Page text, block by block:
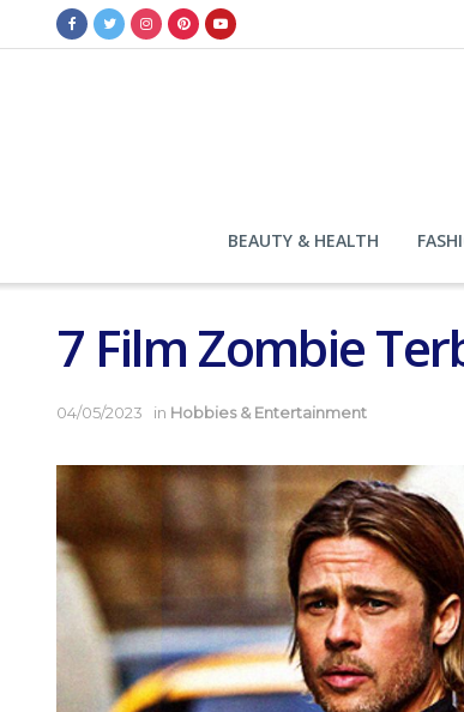
BEAUTY & HEALTH
7 Film Zombie
04/05/2023 in Hobbies & Entertainment